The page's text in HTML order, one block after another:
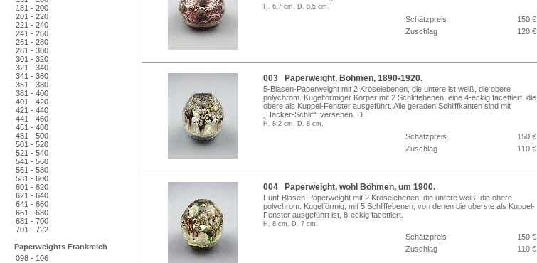
181 - 200
201 - 220
221 - 240
241 - 260
261 - 280
281 - 300
301 - 320
321 - 340
341 - 360
361 - 380
381 - 400
401 - 420
421 - 440
441 - 460
461 - 480
481 - 500
501 - 520
521 - 540
541 - 560
561 - 580
581 - 600
601 - 620
621 - 640
641 - 660
661 - 680
681 - 700
701 - 722
Paperweights Frankreich
098 - 106
H. 6,7 cm, D. 8,5 cm.
Schätzpreis
150 €
Zuschlag
120 €
003 Paperweight, Böhmen, 1890-1920.
5-Blasen-Paperweight mit 2 Kröselebenen, die untere ist weiß, die obere
polychrom. Kugelförmiger Körper mit 2 Schliffebenen, eine 4-eckig facettiert, die
obere als Kuppel-Fenster ausgeführt. Alle geraden Schliffkanten sind mit
„Hacker-Schliff“ versehen. D
H. 8,2 cm, D. 8 cm.
Schätzpreis
150 €
Zuschlag
110 €
004 Paperweight, wohl Böhmen, um 1900.
Fünf-Blasen-Paperweight mit 2 Kröselebenen, die untere weiß, die obere
polychrom. Kugelförmig, mit 5 Schliffebenen, von denen die oberste als Kuppel-
Fenster ausgeführt ist, 8-eckig facettiert.
H. 8 cm, D. 7 cm.
Schätzpreis
150 €
Zuschlag
110 €